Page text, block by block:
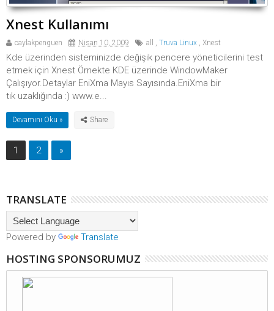
Xnest Kullanımı
caylakpenguen Nisan 10, 2009 all , Truva Linux , Xnest
Kde üzerinden sisteminizde değişik pencere yöneticilerini test
etmek için Xnest Örnekte KDE üzerinde WindowMaker
Çalışıyor.Detaylar EniXma Mayıs Sayısında.EniXma bir
tık uzaklığında :) www.e...
Devamını Oku »
1 2 »
TRANSLATE
Powered by Translate
HOSTING SPONSORUMUZ